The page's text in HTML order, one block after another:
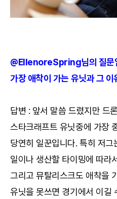
@EllenoreSpring님의 질문
가장 애착이 가는 유닛과 그
답변 : 앞서 말씀 드렸지만 드
스타크래프트 유닛중에 가장
당연히 일꾼입니다. 특히 저
일이나 생산할 타이밍에 따라
그리고 뮤탈리스크도 애착을
유닛을 못쓰면 경기에서 이길